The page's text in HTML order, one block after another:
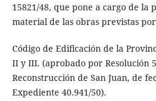
15821/48, que pone a cargo de la
material de las obras previstas
Código de Edificación de la
II y III. (aprobado por Resolución
Reconstrucción de San Juan, de
Expediente 40.941/50).